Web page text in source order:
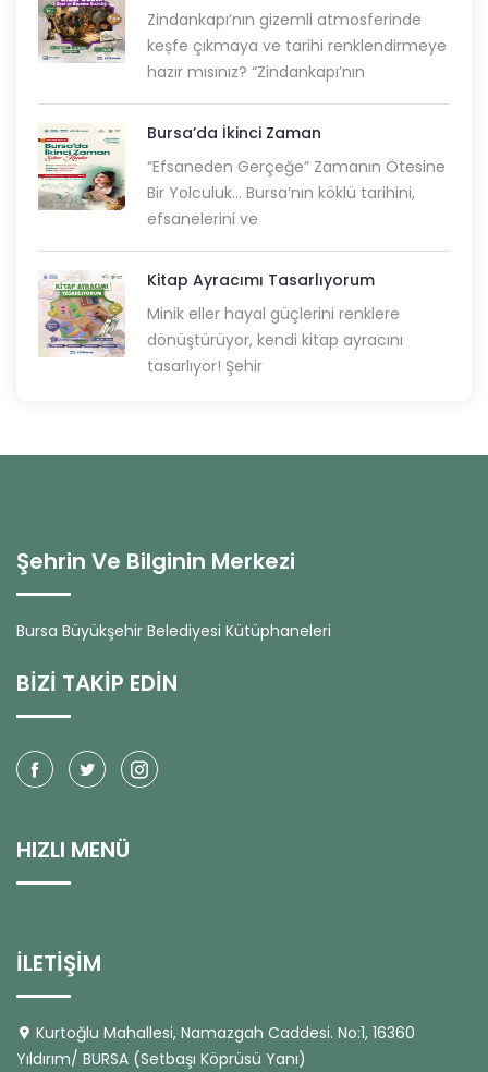
Zindankapı’nın gizemli atmosferinde
keșfe çıkmaya ve tarihi renklendirmeye
hazır mısınız? “Zindankapı’nın
Bursa’da İkinci Zaman
“Efsaneden Gerçeğe” Zamanın Ötesine
Bir Yolculuk... Bursa’nın köklü tarihini,
efsanelerini ve
Kitap Ayracımı Tasarlıyorum
Minik eller hayal güçlerini renklere
dönüştürüyor, kendi kitap ayracını
tasarlıyor! Şehir
Şehrin Ve Bilginin Merkezi
Bursa Büyükşehir Belediyesi Kütüphaneleri
BİZİ TAKİP EDİN
HIZLI MENÜ
İLETİŞİM
Kurtoğlu Mahallesi, Namazgah Caddesi. No:1, 16360
Yıldırım/ BURSA (Setbaşı Köprüsü Yanı)